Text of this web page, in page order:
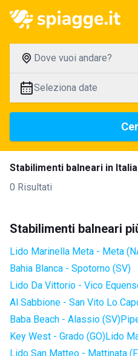
Dove vuoi andare?
Seleziona date
Stabilimenti balneari in Italia
0 Risultati
Stabilimenti balneari
Lido Marinella Meta - Meta
Bahia Blanca - Spotorno (SV)
Lido Da Vittorio - Vico
Al Sabbione - San Vito Lo
Baba Beach - Alassio (SV)
Key West - Grado (GO)Lido
Lido San Matteo - Mattinata